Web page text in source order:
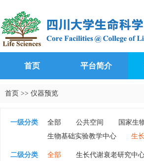
首页 平台简介
首页 >> 仪器预览
一级分类 全部 公共空间
国家生
生物基础实验教学中心
生
二级分类 全部 生长代谢衰老研究中